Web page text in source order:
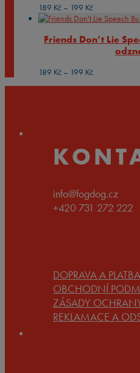
189 Kč – 199 KčRozpětí
cen:
až
199 Kč
Friends Don’t Lie
189 Kč – 199 KčRozpětí
info@fogdog.cz
+420 731 272 222
DOPRAVA A PLATBA
OBCHODNÍ
ZÁSADY
REKLAMACE A